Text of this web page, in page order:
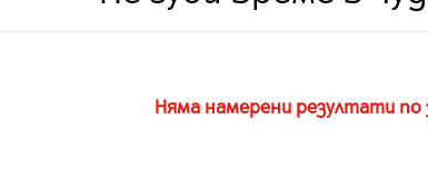
Няма намерени резултати